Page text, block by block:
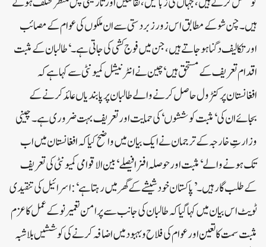
ہیں۔ چن شو کے مطابق اس زور زبردستی سے ان ملکوں کی عوام کے مصائب
اور تکالیف دگنا ہو جاتے ہیں، جن میں فوج کشی کی جاتی ہے۔ ‘طالبان کے مثبت
اقدام تعریف کے مستحق ہیں‘ چین نے انٹرنیشل کمیونٹی سے کہا ہے کہ
افغانستان پر کنٹرول حاصل کرنے والے طالبان پر پابندیاں عائد کرنے کے
بجائے ان کی ‘مثبت کوششوں‘ کی حمایت اور تعریف بہت ضروری ہے۔ چینی
وزارتِ خارجہ کے ترجمان نے ایک بیان میں واضح کیا کہ افغانستان میں اب
تک ہونے والے ‘مثبت اور حوصلہ افزا فیصلے‘ بین الاقوامی کمیونٹی کی تعریف
کے طلب گار ہیں۔ ’پاکستان خود شیشے کے گھر میں رہتا ہے‘: اسرائیل کی تنقیدی
ٹویٹ اس بیان میں کہا گیا کہ طالبان کی جانب سے پرامن تعمیر نو کے عمل کا عزم
مثبت سمت کا تعین اور عوام کی فلاح و بہبود میں اضافہ کرنے کی کوششیں بلاشبہ